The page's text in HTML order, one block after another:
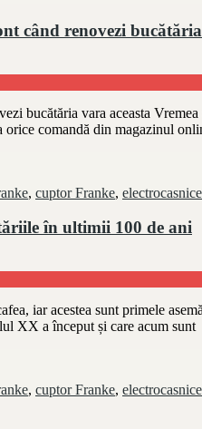
când renovezi
bucătăria vara aceasta
comandă din magazinul
, cuptor Franke,
în ultimii 100 de ani
iar acestea sunt primele
XX a început și care acum sunt
, cuptor Franke,